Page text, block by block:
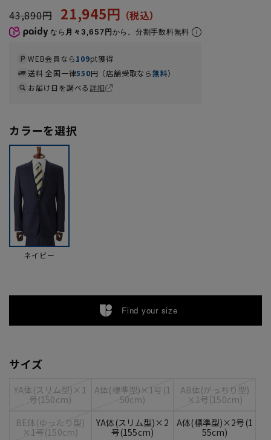
43,890円
21,945円
なら 月々3,657円から。分割手数料無料
WEB会員なら109pt獲得
送料 全国一律550円（店舗受取なら無料）
お届け日を調べる詳細
カラーを選択
ネイビー
Find your size
サイズ
YA体(スリム型)×1
号(150cm)
A体(標準型)×1号(1
50cm)
AB体(がっちり型)
×1号(150cm)
BE体(ゆったり型)
×1号(150cm)
YA体(スリム型)×2
号(155cm)
A体(標準型)×2号(1
55cm)